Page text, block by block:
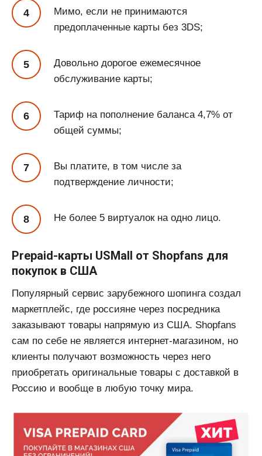
Мимо, если не принимаются
предоплаченные карты без 3DS;
Довольно дорогое ежемесячное
обслуживание карты;
Тариф на пополнение баланса 4,7% от
общей суммы;
Вы платите, в том числе за
подтверждение личности;
Не более 5 виртуалок на одно лицо.
Prepaid-карты USMall от Shopfans для
покупок в США
Популярный сервис зарубежного шопинга создал
маркетплейс, где россияне через посредника
заказывают товары напрямую из США. Shopfans
сам по себе не является интернет-магазином, но
клиенты получают возможность через него
приобретать оригинальные товары с доставкой в
Россию и вообще в любую точку мира.